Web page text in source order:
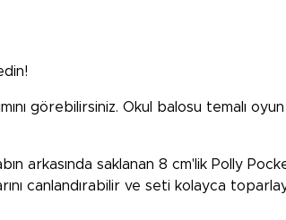
görebilirsiniz. Okul balosu temalı
arkasında saklanan 8 cm'lik Polly
canlandırabilir ve seti kolayca